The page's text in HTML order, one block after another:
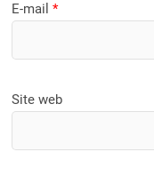
E-mail*
Site web